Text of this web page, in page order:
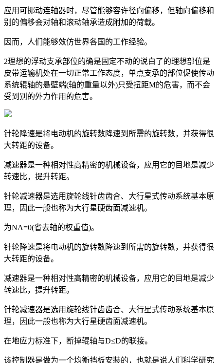
应用可挪动连轴器时，尽管能够容许径向偏移，但轴向偏移和
别的偏移会对轴和滚动轴承造成附加的荷载。
因而，人们能够效仿世界各国的工作经验。
2理想的浮动支承部位的确是固定不动的说白了的理想部位是
皮带运输机处在一切正常工作态度，单点支承的部位促使传动
系统辊轴的悬壁端(轴的重量以外)只受扭距M的危害，而不会
受到别的外力作用的危害。
针轮降速是将电动机的旋转数降速到所需的旋转数，并获得很
大转距的设备。
减速器是一种相对性高精密的机械设备，应用它的目地是减少
转速比，提升转距。
针轮减速器是选用旋轮线针齿齿合、大行星式传动系统基本原
理，因此一般也称为大行星硬齿面减速机。
为NA=0(省去轴的权重值)。
针轮降速是将电动机的旋转数降速到所需的旋转数，并获得很
大转距的设备。
减速器是一种相对性高精密的机械设备，应用它的目地是减少
转速比，提升转距。
针轮减速器是选用旋轮线针齿齿合、大行星式传动系统基本原
理，因此一般也称为大行星硬齿面减速机。
在地应力标准下，断掉辊轴与D≤D的联接。
该控制器是做为一个均衡挡板安裝的，也就是说人们科学研究